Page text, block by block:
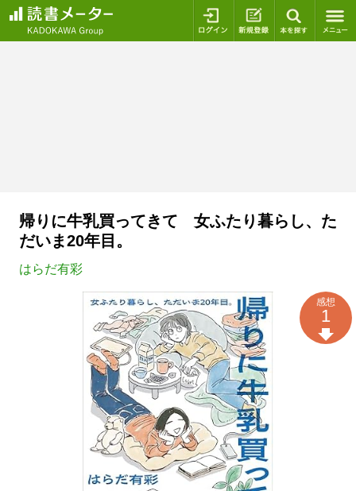
ログイン 新規登録
帰りに牛乳買ってきて 女ふたり暮らし、た
だいま20年目。
はらだ有彩
感想
1